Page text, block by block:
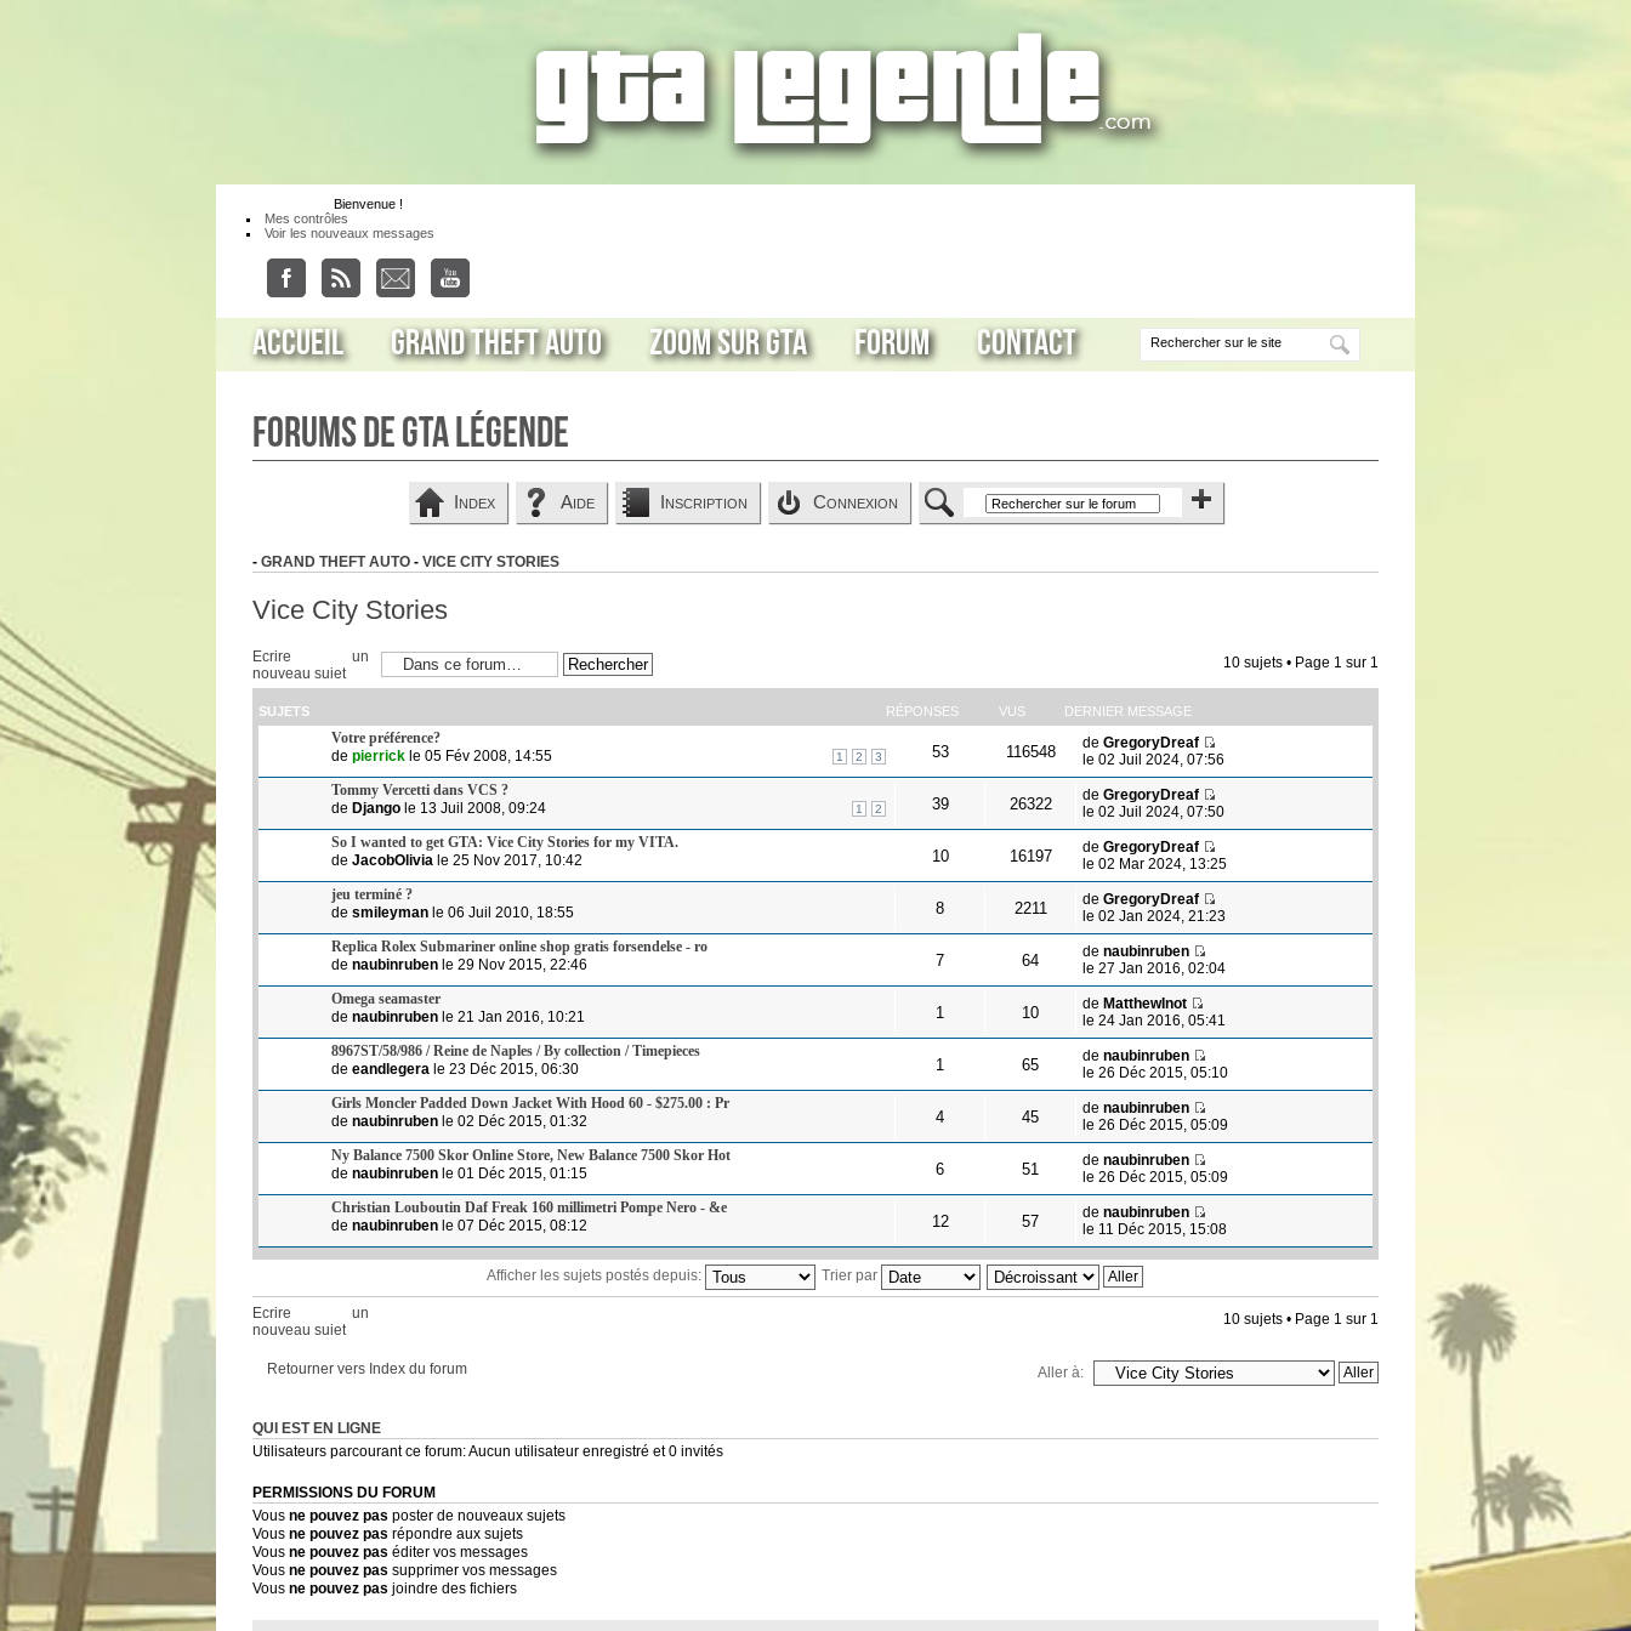
Bienvenue !
Mes contrôles
Voir les nouveaux messages
Accueil Grand Theft Auto Zoom sur GTA Forum Contact
Forums de GTA Légende
Index Aide Inscription Connexion
- GRAND THEFT AUTO - VICE CITY STORIES
Vice City Stories
Ecrire un
nouveau sujet
10 sujets • Page 1 sur 1
SUJETS RÉPONSES VUS DERNIER MESSAGE
Votre préférence?
1 2 3
de pierrick le 05 Fév 2008, 14:55 53 116548 de GregoryDreaf
le 02 Juil 2024, 07:56
Tommy Vercetti dans VCS ?
1 2
de Django le 13 Juil 2008, 09:24 39 26322 de GregoryDreaf
le 02 Juil 2024, 07:50
So I wanted to get GTA: Vice City Stories for my VITA.
de JacobOlivia le 25 Nov 2017, 10:42 10 16197 de GregoryDreaf
le 02 Mar 2024, 13:25
jeu terminé ?
de smileyman le 06 Juil 2010, 18:55 8 2211 de GregoryDreaf
le 02 Jan 2024, 21:23
Replica Rolex Submariner online shop gratis forsendelse - ro
de naubinruben le 29 Nov 2015, 22:46 7 64 de naubinruben
le 27 Jan 2016, 02:04
Omega seamaster
de naubinruben le 21 Jan 2016, 10:21 1 10 de MatthewInot
le 24 Jan 2016, 05:41
8967ST/58/986 / Reine de Naples / By collection / Timepieces
de eandlegera le 23 Déc 2015, 06:30 1 65 de naubinruben
le 26 Déc 2015, 05:10
Girls Moncler Padded Down Jacket With Hood 60 - $275.00 : Pr
de naubinruben le 02 Déc 2015, 01:32 4 45 de naubinruben
le 26 Déc 2015, 05:09
Ny Balance 7500 Skor Online Store, New Balance 7500 Skor Hot
de naubinruben le 01 Déc 2015, 01:15 6 51 de naubinruben
le 26 Déc 2015, 05:09
Christian Louboutin Daf Freak 160 millimetri Pompe Nero - &e
de naubinruben le 07 Déc 2015, 08:12 12 57 de naubinruben
le 11 Déc 2015, 15:08
Afficher les sujets postés depuis: Trier par
Ecrire un
nouveau sujet
10 sujets • Page 1 sur 1
Retourner vers Index du forum Aller à:
QUI EST EN LIGNE
Utilisateurs parcourant ce forum: Aucun utilisateur enregistré et 0 invités
PERMISSIONS DU FORUM
Vous ne pouvez pas poster de nouveaux sujets
Vous ne pouvez pas répondre aux sujets
Vous ne pouvez pas éditer vos messages
Vous ne pouvez pas supprimer vos messages
Vous ne pouvez pas joindre des fichiers